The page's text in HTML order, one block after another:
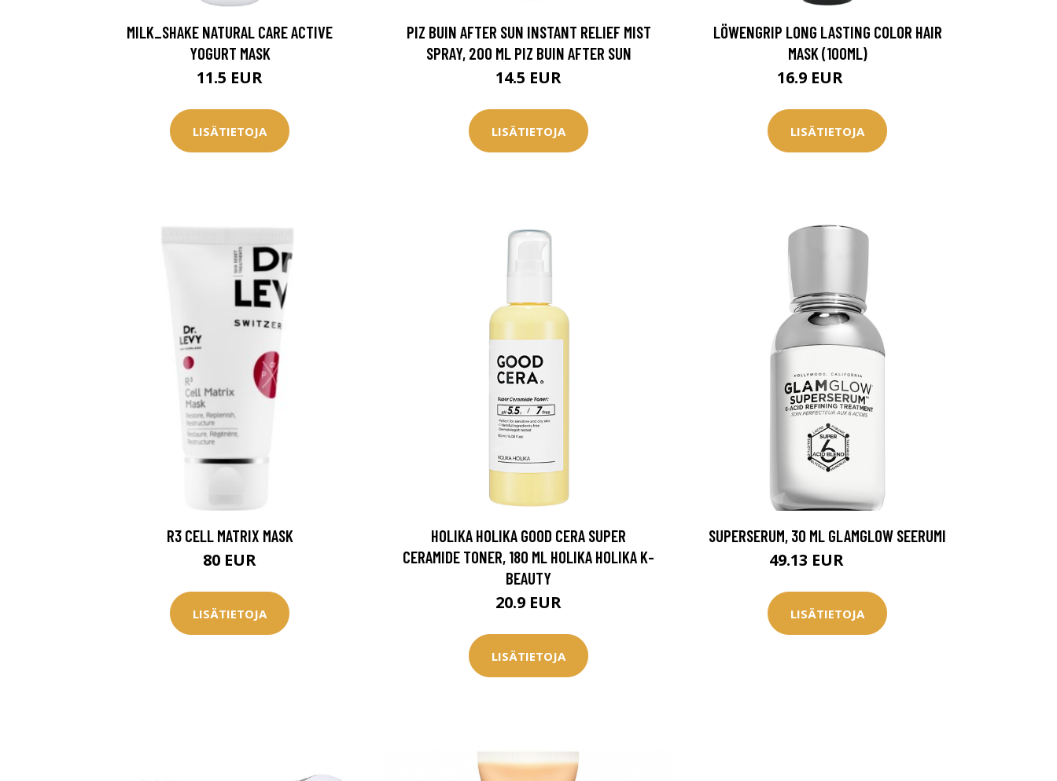
MILK_SHAKE NATURAL CARE ACTIVE
YOGURT MASK
11.5 EUR
LISÄTIETOJA
PIZ BUIN AFTER SUN INSTANT RELIEF MIST
SPRAY, 200 ML PIZ BUIN AFTER SUN
14.5 EUR
LISÄTIETOJA
LÖWENGRIP LONG LASTING COLOR HAIR
MASK (100ML)
16.9 EUR
LISÄTIETOJA
R3 CELL MATRIX MASK
80 EUR
LISÄTIETOJA
HOLIKA HOLIKA GOOD CERA SUPER
CERAMIDE TONER, 180 ML HOLIKA HOLIKA K-
BEAUTY
20.9 EUR
LISÄTIETOJA
SUPERSERUM, 30 ML GLAMGLOW SEERUMI
49.13 EUR
LISÄTIETOJA